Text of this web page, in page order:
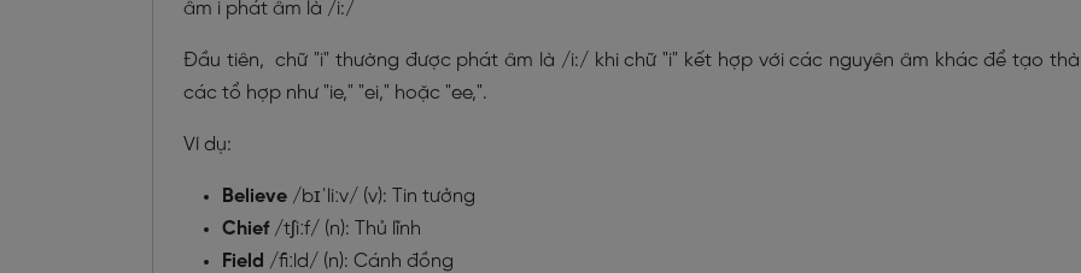
âm i phát âm là /i:/
Đầu tiên, chữ "i" thường được phát âm là /i:/ khi chữ "i" kết hợp với các nguyên âm khác để tạo
các tổ hợp như "ie," "ei," hoặc "ee,".
Ví dụ:
Believe /bɪˈliːv/ (v): Tin tưởng
Chief /tʃiːf/ (n): Thủ lĩnh
Field /fiːld/ (n): Cánh đồng